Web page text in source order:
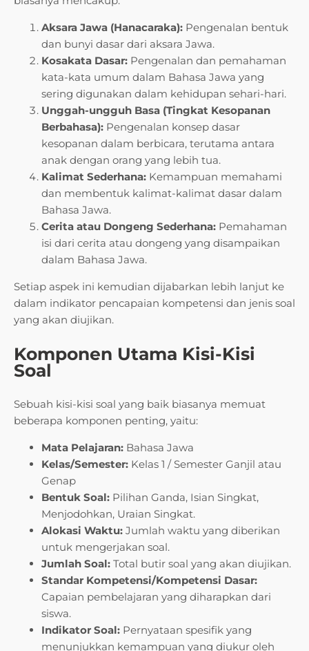
Aksara Jawa (Hanacaraka): Pengenalan bentuk
dan bunyi dasar dari aksara Jawa.
Kosakata Dasar: Pengenalan dan pemahaman
kata-kata umum dalam Bahasa Jawa yang
sering digunakan dalam kehidupan sehari-hari.
Unggah-ungguh Basa (Tingkat Kesopanan
Berbahasa): Pengenalan konsep dasar
kesopanan dalam berbicara, terutama antara
anak dengan orang yang lebih tua.
Kalimat Sederhana: Kemampuan memahami
dan membentuk kalimat-kalimat dasar dalam
Bahasa Jawa.
Cerita atau Dongeng Sederhana: Pemahaman
isi dari cerita atau dongeng yang disampaikan
dalam Bahasa Jawa.
Setiap aspek ini kemudian dijabarkan lebih lanjut ke
dalam indikator pencapaian kompetensi dan jenis soal
yang akan diujikan.
Komponen Utama Kisi-Kisi
Soal
Sebuah kisi-kisi soal yang baik biasanya memuat
beberapa komponen penting, yaitu:
Mata Pelajaran: Bahasa Jawa
Kelas/Semester: Kelas 1 / Semester Ganjil atau
Genap
Bentuk Soal: Pilihan Ganda, Isian Singkat,
Menjodohkan, Uraian Singkat.
Alokasi Waktu: Jumlah waktu yang diberikan
untuk mengerjakan soal.
Jumlah Soal: Total butir soal yang akan diujikan.
Standar Kompetensi/Kompetensi Dasar:
Capaian pembelajaran yang diharapkan dari
siswa.
Indikator Soal: Pernyataan spesifik yang
menunjukkan kemampuan yang diukur oleh